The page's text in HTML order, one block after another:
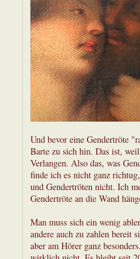
Und bevor eine Gendertröte
Barte zu sich hin. Das ist,
Verlangen. Also das, was
finde ich es nicht ganz
und Gendertröten nicht. Ich
Gendertröte an die Wand
Man muss sich ein wenig
andere auch zu zahlen bereit
aber am Hörer ganz